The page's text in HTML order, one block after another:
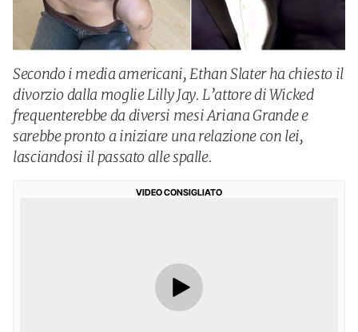
Secondo i media americani, Ethan Slater ha chiesto il
divorzio dalla moglie Lilly Jay. L’attore di Wicked
frequenterebbe da diversi mesi Ariana Grande e
sarebbe pronto a iniziare una relazione con lei,
lasciandosi il passato alle spalle.
VIDEO CONSIGLIATO